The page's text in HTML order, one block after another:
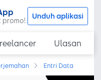
promo! Unduh aplikasi
Ulasan
Entri Data